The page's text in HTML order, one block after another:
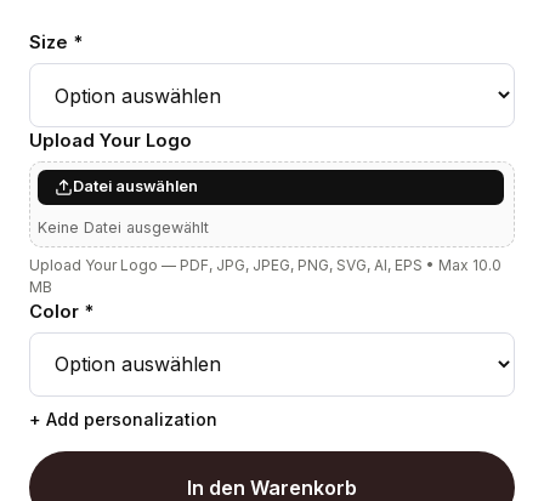
Size *
Upload Your Logo
Datei auswählen
Keine Datei ausgewählt
Upload Your Logo — PDF, JPG, JPEG, PNG, SVG, AI, EPS • Max 10.0
MB
Color *
+ Add personalization
In den Warenkorb